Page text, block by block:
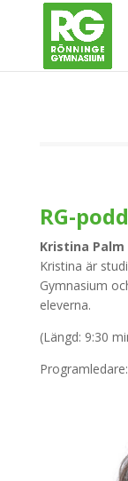
RG-
Kristina Palm
Kristina är
Gymnasium
eleverna.
(Längd: 9:30
Programledare: